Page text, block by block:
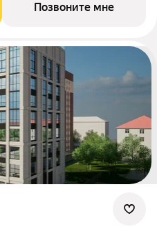
Позвоните мне